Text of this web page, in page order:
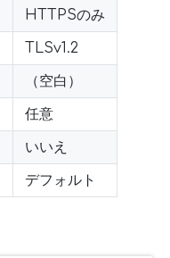
HTTPSのみ
TLSv1.2
（空白）
任意
いいえ
デフォルト